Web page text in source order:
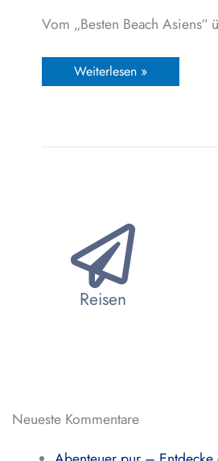
Vom „Besten Beach
Weiterlesen »
Reisen
Neueste Kommentare